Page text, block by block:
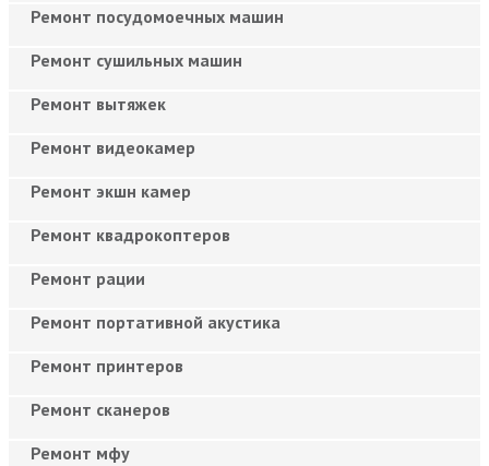
Ремонт посудомоечных машин
Ремонт сушильных машин
Ремонт вытяжек
Ремонт видеокамер
Ремонт экшн камер
Ремонт квадрокоптеров
Ремонт рации
Ремонт портативной акустика
Ремонт принтеров
Ремонт сканеров
Ремонт мфу